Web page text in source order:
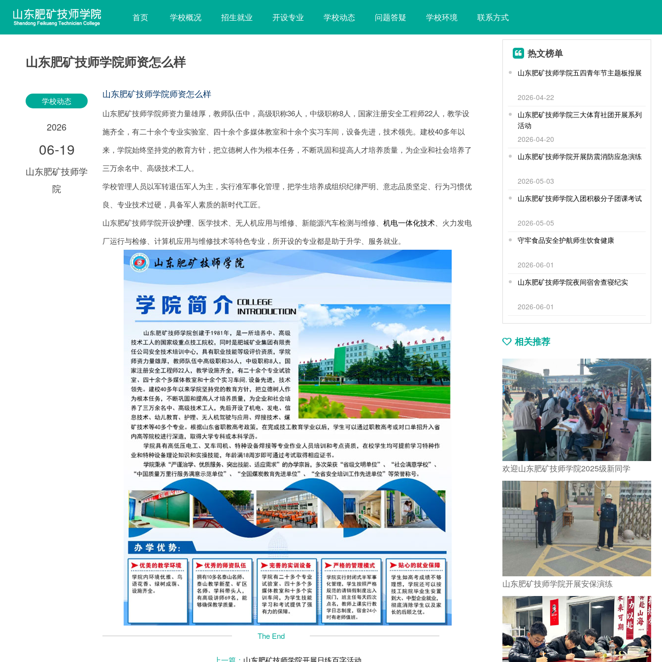
首页 学校概况 招生就业 开设专业 学校动态 问题答疑 学校环境 联系方式
山东肥矿技师学院师资怎么样
学校动态
2026
06-19
山东肥矿技师学
院
山东肥矿技师学院师资怎么样
山东肥矿技师学院师资力量雄厚，教师队伍中，高级职称36人，中级职称8人，国家注册安全工程师22人，教学设
施齐全，有二十余个专业实验室、四十余个多媒体教室和十余个实习车间，设备先进，技术领先。建校40多年以
来，学院始终坚持党的教育方针，把立德树人作为根本任务，不断巩固和提高人才培养质量，为企业和社会培养了
三万余名中、高级技术工人。
学校管理人员以军转退伍军人为主，实行准军事化管理，把学生培养成组织纪律严明、意志品质坚定、行为习惯优
良、专业技术过硬，具备军人素质的新时代工匠。
山东肥矿技师学院开设护理 、医学技术、无人机应用与维修、新能源汽车检测与维修、机电一体化技术 、火力发电
厂运行与检修、计算机应用与维修技术等特色专业，所开设的专业都是助于升学、服务就业。
The End
上一篇： 山东肥矿技师学院开展日练百字活动
热文榜单
山东肥矿技师学院五四青年节主题板报展
2026-04-22
山东肥矿技师学院三大体育社团开展系列
活动
2026-04-20
山东肥矿技师学院开展防震消防应急演练
2026-05-03
山东肥矿技师学院入团积极分子团课考试
2026-05-05
守牢食品安全护航师生饮食健康
2026-06-01
山东肥矿技师学院夜间宿舍查寝纪实
2026-06-01
相关推荐
欢迎山东肥矿技师学院2025级新同学
山东肥矿技师学院开展安保演练